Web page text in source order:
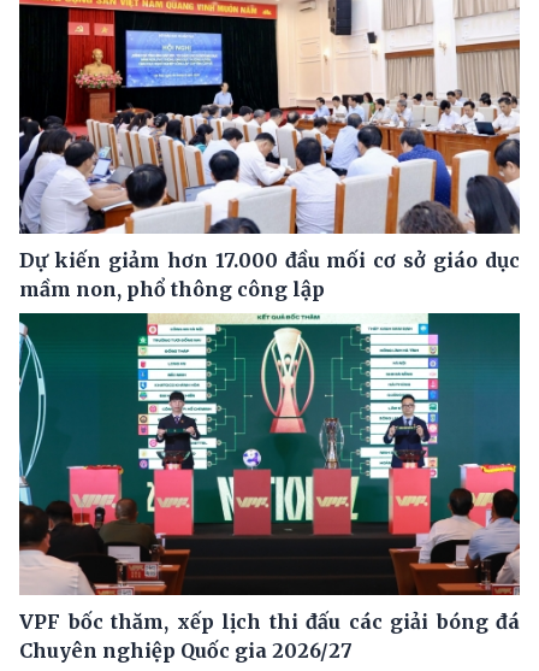
Dự kiến giảm hơn 17.000 đầu mối cơ sở giáo dục
mầm non, phổ thông công lập
VPF bốc thăm, xếp lịch thi đấu các giải bóng đá
Chuyên nghiệp Quốc gia 2026/27